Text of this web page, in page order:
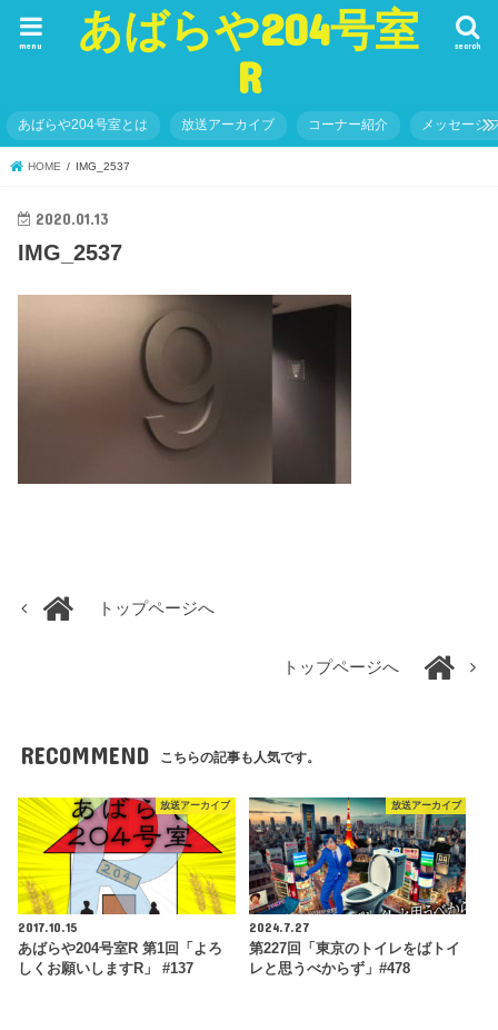
あばらや204号室
R
search
menu
あばらや204号室とは 放送アーカイブ コーナー紹介 メッセージ
HOME IMG_2537
2020.01.13
IMG_2537
トップページへ
トップページへ
RECOMMEND こちらの記事も人気です。
放送アーカイブ
2017.10.15
あばらや204号室R 第1回「よろ
しくお願いしますR」 #137
放送アーカイブ
2024.7.27
第227回「東京のトイレをばトイ
レと思うべからず」#478